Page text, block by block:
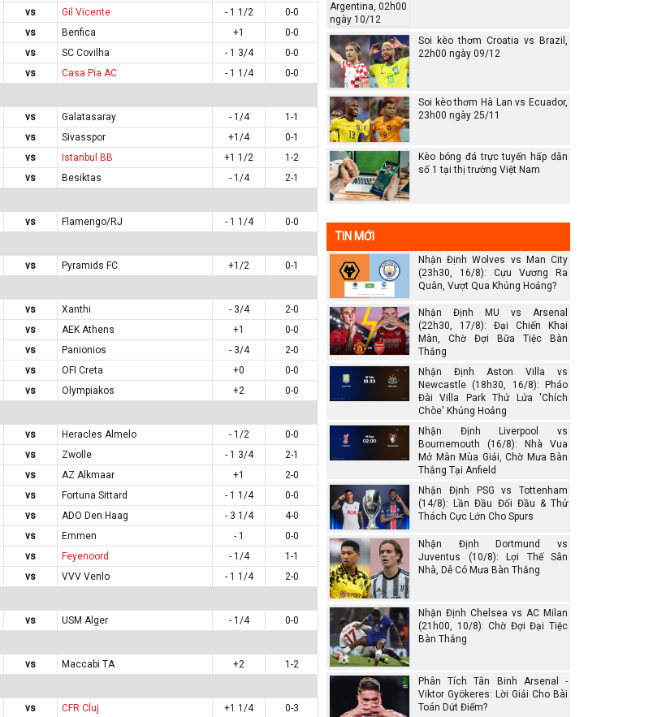
vs Gil Vicente - 1 1/2
0-0
vs Benfica +1
0-0
vs SC Covilha - 1 3/4
0-0
vs Casa Pia AC - 1 1/4
0-0
vs Galatasaray - 1/4
1-1
vs Sivasspor +1/4
0-1
vs Istanbul BB +1 1/2
1-2
vs Besiktas - 1/4
2-1
vs Flamengo/RJ - 1 1/4
0-0
vs Pyramids FC +1/2
0-1
vs Xanthi - 3/4
2-0
vs AEK Athens +1
0-0
vs Panionios - 3/4
2-0
vs OFI Creta +0
0-0
vs Olympiakos +2
0-0
vs Heracles Almelo - 1/2
0-0
vs Zwolle - 1 3/4
2-1
vs AZ Alkmaar +1
2-0
vs Fortuna Sittard - 1 1/4
0-0
vs ADO Den Haag - 3 1/4
4-0
vs Emmen - 1
0-0
vs Feyenoord - 1/4
1-1
vs VVV Venlo - 1 1/4
2-0
vs USM Alger - 1/4
0-0
vs Maccabi TA +2
1-2
vs CFR Cluj +1 1/4 0-3
Soi kèo thơm Croatia vs Brazil,
22h00 ngày 09/12
Soi kèo thơm Hà Lan vs Ecuador,
23h00 ngày 25/11
Kèo bóng đá trực tuyến hấp dẫn
số 1 tại thị trường Việt Nam
TIN MỚI
Nhận Định Wolves vs Man City
(23h30, 16/8): Cựu Vương Ra
Quân, Vượt Qua Khủng Hoảng?
Nhận Định MU vs Arsenal
(22h30, 17/8): Đại Chiến Khai
Màn, Chờ Đợi Bữa Tiệc Bàn
Thắng
Nhận Định Aston Villa vs
Newcastle (18h30, 16/8): Pháo
Đài Villa Park Thử Lửa 'Chích
Chòe' Khủng Hoảng
Nhận Định Liverpool vs
Bournemouth (16/8): Nhà Vua
Mở Màn Mùa Giải, Chờ Mưa Bàn
Thắng Tại Anfield
Nhận Định PSG vs Tottenham
(14/8): Lần Đầu Đối Đầu & Thử
Thách Cực Lớn Cho Spurs
Nhận Định Dortmund vs
Juventus (10/8): Lợi Thế Sân
Nhà, Dễ Có Mưa Bàn Thắng
Nhận Định Chelsea vs AC Milan
(21h00, 10/8): Chờ Đợi Đại Tiệc
Bàn Thắng
Phân Tích Tân Binh Arsenal -
Viktor Gyökeres: Lời Giải Cho Bài
Toán Dứt Điểm?